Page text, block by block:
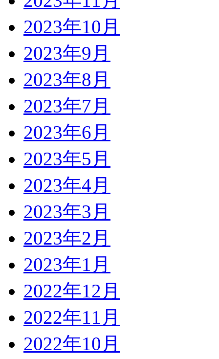
2023年10月
2023年9月
2023年8月
2023年7月
2023年6月
2023年5月
2023年4月
2023年3月
2023年2月
2023年1月
2022年12月
2022年11月
2022年10月